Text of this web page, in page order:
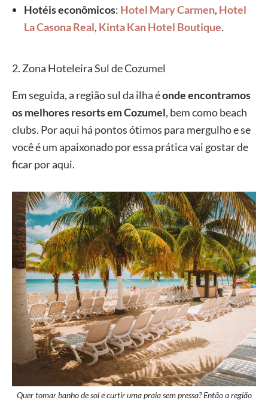
Hotéis econômicos: Hotel Mary Carmen, Hotel
La Casona Real, Kinta Kan Hotel Boutique.
2. Zona Hoteleira Sul de Cozumel
Em seguida, a região sul da ilha éonde encontramos
os melhores resorts em Cozumel, bem como beach
clubs. Por aqui há pontos ótimos para mergulho e se
você é um apaixonado por essa prática vai gostar de
ficar por aqui.
Quer tomar banho de sol e curtir uma praia sem pressa? Então a região